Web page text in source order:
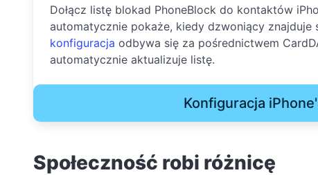
Dołącz listę blokad PhoneBlock do kontaktów
automatycznie pokaże, kiedy dzwoniący znajduje
konfiguracja odbywa się za pośrednictwem
automatycznie aktualizuje listę.
Konfiguracja
Społeczność robi różnicę